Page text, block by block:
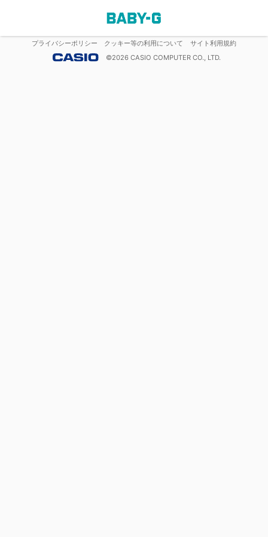
プライバシーポリシー クッキー等の利用について
サイト利用規約
©2026 CASIO COMPUTER CO., LTD.